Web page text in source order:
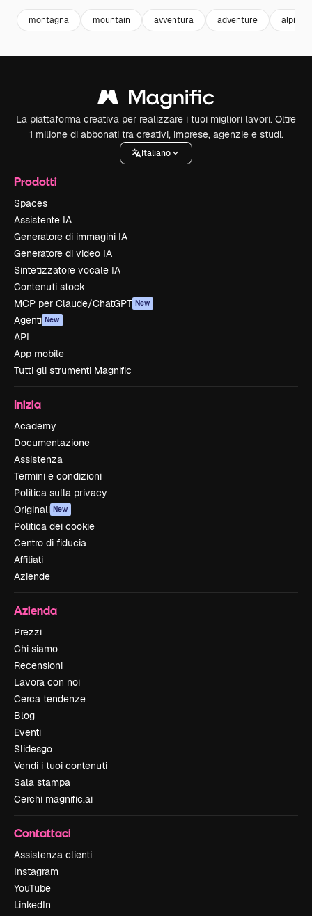
montagna mountain avventura adventure alpini
La piattaforma creativa per realizzare i tuoi migliori lavori. Oltre
1 milione di abbonati tra creativi, imprese, agenzie e studi.
Italiano
Prodotti
Spaces
Assistente IA
Generatore di immagini IA
Generatore di video IA
Sintetizzatore vocale IA
Contenuti stock
MCP per Claude/ChatGPT New
Agenti New
API
App mobile
Tutti gli strumenti Magnific
Inizia
Academy
Documentazione
Assistenza
Termini e condizioni
Politica sulla privacy
Originali New
Politica dei cookie
Centro di fiducia
Affiliati
Aziende
Azienda
Prezzi
Chi siamo
Recensioni
Lavora con noi
Cerca tendenze
Blog
Eventi
Slidesgo
Vendi i tuoi contenuti
Sala stampa
Cerchi magnific.ai
Contattaci
Assistenza clienti
Instagram
YouTube
LinkedIn